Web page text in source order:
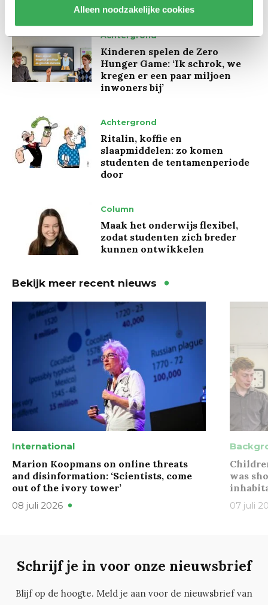
Alleen noodzakelijke cookies
Achtergrond
Kinderen spelen de Zero
Hunger Game: ‘Ik schrok, we
kregen er een paar miljoen
inwoners bij’
Achtergrond
Ritalin, koffie en
slaapmiddelen: zo komen
studenten de tentamenperiode
door
Column
Maak het onderwijs flexibel,
zodat studenten zich breder
kunnen ontwikkelen
Bekijk meer recent nieuws
International
Marion Koopmans on online threats
and disinformation: ‘Scientists, come
out of the ivory tower’
08 juli 2026
was
07 juli
Schrijf je in voor onze nieuwsbrief
Blijf op de hoogte. Meld je aan voor de nieuwsbrief van